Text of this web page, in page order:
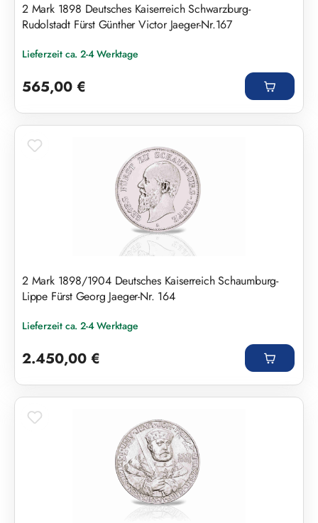
2 Mark 1898 Deutsches Kaiserreich Schwarzburg-
Rudolstadt Fürst Günther Victor Jaeger-Nr.167
Lieferzeit ca. 2-4 Werktage
565,00 €
2 Mark 1898/1904 Deutsches Kaiserreich Schaumburg-
Lippe Fürst Georg Jaeger-Nr. 164
Lieferzeit ca. 2-4 Werktage
2.450,00 €